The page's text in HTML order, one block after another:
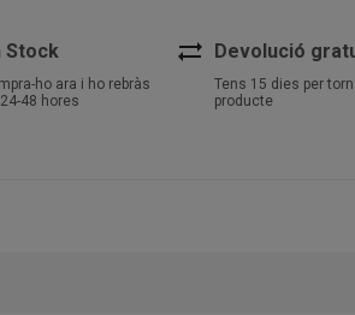
Stock
ho ara i ho rebràs
48 hores
sync_alt Devolució
Tens 15 dies per
producte